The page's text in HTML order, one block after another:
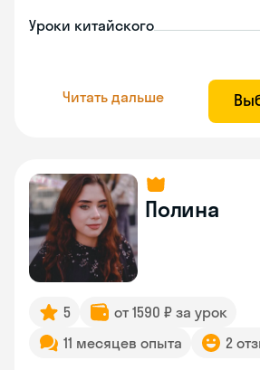
Уроки китайского
Читать дальше
Полина
5
от 1590 ₽ за урок
11 месяцев опыта
2